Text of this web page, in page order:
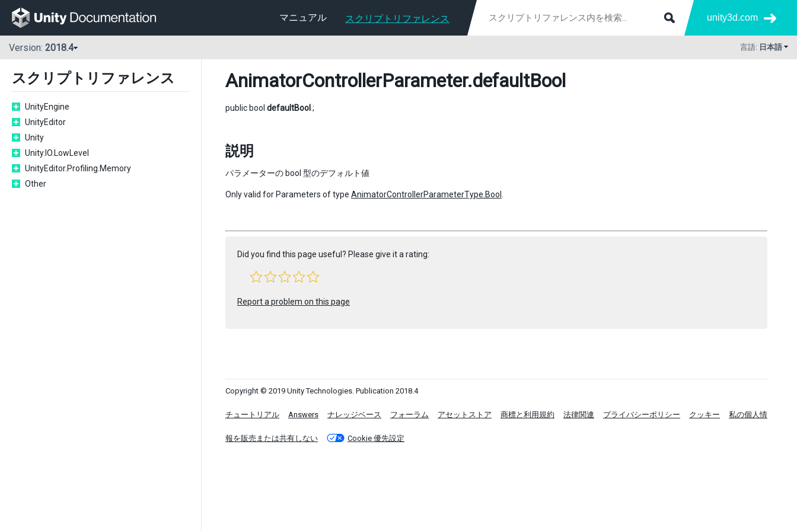
マニュアル スクリプトリファレンス unity3d.com
Version: 2018.4 言語: 日本語
スクリプトリファレンス
UnityEngine
UnityEditor
Unity
Unity.IO.LowLevel
UnityEditor.Profiling.Memory
Other
AnimatorControllerParameter.defaultBool
public bool defaultBool ;
説明
パラメーターの bool 型のデフォルト値
Only valid for Parameters of type AnimatorControllerParameterType.Bool
Did you find this page useful? Please give it a rating:
Report a problem on this page
Copyright © 2019 Unity Technologies. Publication 2018.4
チュートリアル Answers ナレッジベース フォーラム アセットストア 商標と利用規約 法律関連 プライバシーポリシー クッキー 私の個人情
報を販売または共有しない Cookie 優先設定